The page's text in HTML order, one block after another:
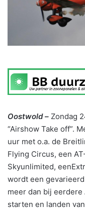
Oostwold – Zondag
“Airshow Take off”.
uur met o.a. de
Flying Circus, een
Skyunlimited,
wordt een
meer dan bij
starten en landen